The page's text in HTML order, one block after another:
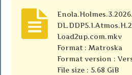
Load2up.com.mkv
Format : Matroska
Format version :
File size : 5.68 GiB